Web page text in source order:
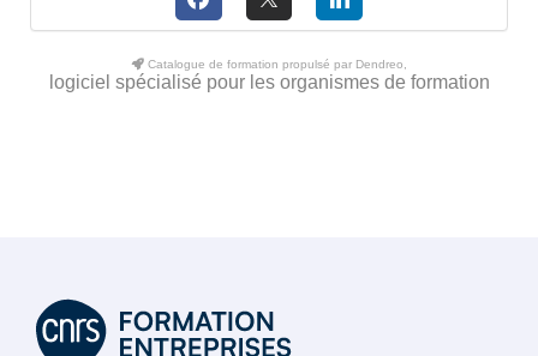
Catalogue de formation propulsé par Dendreo,
logiciel spécialisé pour les organismes de formation